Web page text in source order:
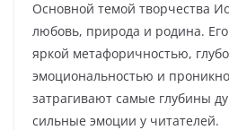
Основной темой творчества
любовь, природа и родина.
яркой метафоричностью,
эмоциональностью и
затрагивают самые глубины
сильные эмоции у читателей.